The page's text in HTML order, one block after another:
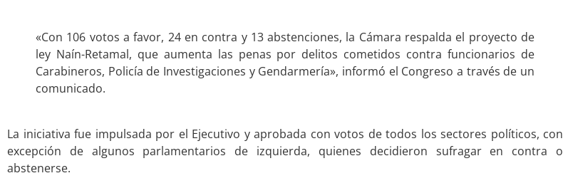
«Con 106 votos a favor, 24 en contra y 13 abstenciones, la Cámara respalda el proyecto de
ley Naín-Retamal, que aumenta las penas por delitos cometidos contra funcionarios de
Carabineros, Policía de Investigaciones y Gendarmería», informó el Congreso a través de un
comunicado.
La iniciativa fue impulsada por el Ejecutivo y aprobada con votos de todos los sectores políticos, con
excepción de algunos parlamentarios de izquierda, quienes decidieron sufragar en contra o
abstenerse.